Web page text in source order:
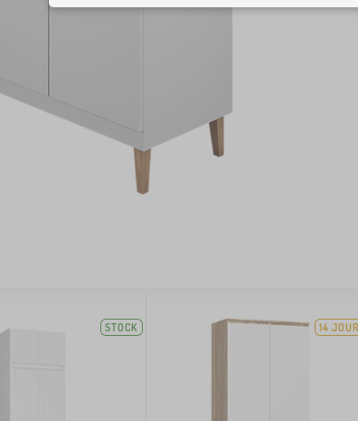
STOCK 14